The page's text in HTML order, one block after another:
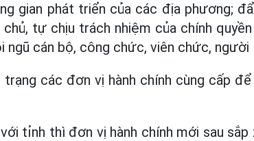
gian phát triển của các địa phương;
tự chịu trách nhiệm của chính
ngũ cán bộ, công chức, viên chức, người
các đơn vị hành chính cùng cấp
tỉnh thì đơn vị hành chính mới sau